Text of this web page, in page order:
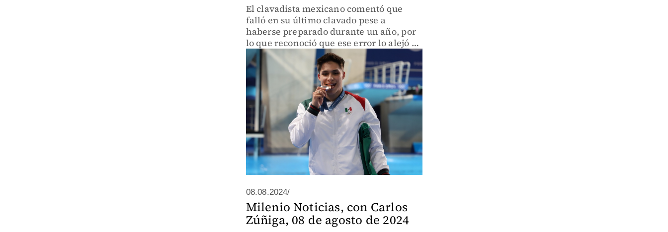
El clavadista mexicano comentó que
falló en su último clavado pese a
haberse preparado durante un año, por
lo que reconoció que ese error lo alejó de
la plata
08.08.2024/
Milenio Noticias, con Carlos
Zúñiga, 08 de agosto de 2024